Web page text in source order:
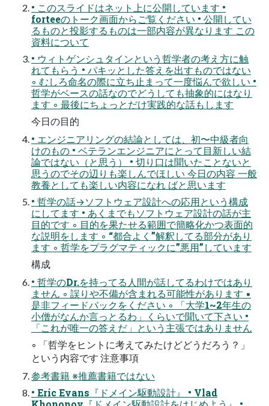
• このスライドはネット上に公開しています •
forteeのトーク画面からご覧ください • 公開してい
るものと投影するものは一部内容が異なります この
資料について
• ウィトゲンシュタインという哲学者の考え方に触
れてもらう • パキッとした答えを出すものではない
◦ むしろ命名の際に立ち止まって一度悩んで欲しい •
哲学がベースの話なのでどうしても抽象的にはなり
ます ◦ 最後にちょっとだけ実践的な話もします
今日の目的
• エンジニアリングの結論としては、初〜中級者向
けのもの • ベテランエンジニアにとって目新しい結
論ではない（と思う） • 切り口は聞いたことないと
思うのでその辺りも楽しんでほしい 今日の内容 一般
教養としても楽しい内容になれ ばと思います
• 哲学の話→ソフトウェア設計への応用という構成
にしてます • あくまでもソフトウェア設計の話が主
目的です ◦ 目的を果たせる範囲で簡略化かつ表面的
な説明をします ◦ “都合よく”解釈してる部分があり
ます ◦ 哲学をプラグマティックに”悪用”しています
構成
• 哲学のDr.を持ってる人間が話してるわけではあり
ません ◦ 誤りや不備が含まれる可能性があります ▪
是非フィードバックをください ◦ 「大学1~2年生の
小僧がなんか言っとるわ」くらいで聞いて下さい •
「これが唯一の答えだ」という主張ではありません
◦ 「哲学をヒントに考えてみたけどどうだろう？」
という内容です 注意事項
参考書籍 ※推薦書籍ではない
• Eric Evans『ドメイン駆動設計』 • Vlad